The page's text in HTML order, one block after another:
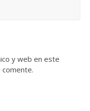
y web en este